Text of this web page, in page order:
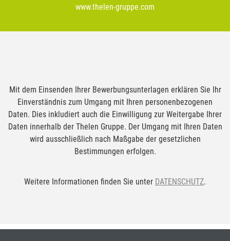
www.thelen-gruppe.com
Mit dem Einsenden Ihrer Bewerbungsunterlagen erklären Sie Ihr
Einverständnis zum Umgang mit Ihren personenbezogenen
Daten. Dies inkludiert auch die Einwilligung zur Weitergabe Ihrer
Daten innerhalb der Thelen Gruppe. Der Umgang mit Ihren Daten
wird ausschließlich nach Maßgabe der gesetzlichen
Bestimmungen erfolgen.
Weitere Informationen finden Sie unter DATENSCHUTZ.